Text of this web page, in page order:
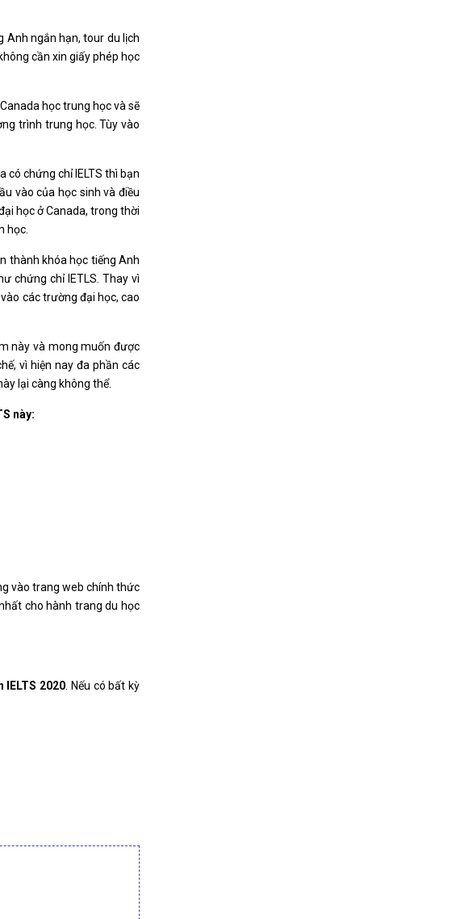
Anh ngắn hạn, tour du lịch
cần xin giấy phép học
học trung học và sẽ
trình trung học. Tùy vào
có chứng chỉ IELTS thì bạn
vào của học sinh và điều
học ở Canada, trong thời
học.
thành khóa học tiếng Anh
chứng chỉ IETLS. Thay vì
các trường đại học, cao
này và mong muốn được
vì hiện nay đa phần các
lại càng không thể.
này:
vào trang web chính thức
cho hành trang du học
IELTS 2020. Nếu có bất kỳ